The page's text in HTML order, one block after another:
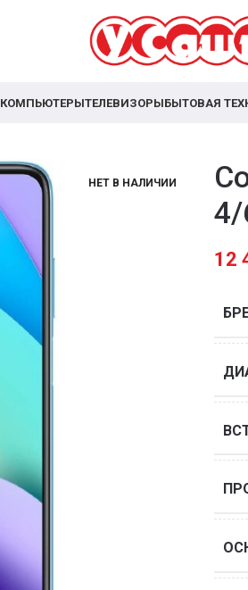
КОМПЬЮТЕРЫТЕЛЕВИЗОРЫБЫТОВАЯ
НЕТ В НАЛИЧИИ
4/
12